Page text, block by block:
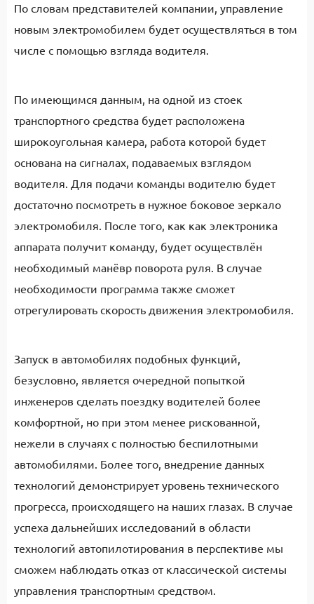
По словам представителей компании, управление
новым электромобилем будет осуществляться в том
числе с помощью взгляда водителя.
По имеющимся данным, на одной из стоек
транспортного средства будет расположена
широкоугольная камера, работа которой будет
основана на сигналах, подаваемых взглядом
водителя. Для подачи команды водителю будет
достаточно посмотреть в нужное боковое зеркало
электромобиля. После того, как как электроника
аппарата получит команду, будет осуществлён
необходимый манёвр поворота руля. В случае
необходимости программа также сможет
отрегулировать скорость движения электромобиля.
Запуск в автомобилях подобных функций,
безусловно, является очередной попыткой
инженеров сделать поездку водителей более
комфортной, но при этом менее рискованной,
нежели в случаях с полностью беспилотными
автомобилями. Более того, внедрение данных
технологий демонстрирует уровень технического
прогресса, происходящего на наших глазах. В случае
успеха дальнейших исследований в области
технологий автопилотирования в перспективе мы
сможем наблюдать отказ от классической системы
управления транспортным средством.